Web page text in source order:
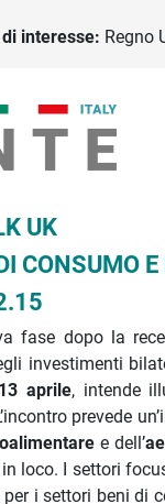
interesse: Regno
UK
CONSUMO
fase dopo la
investimenti
aprile, intende
prevede
e dell’
loco. I settori
i settori beni di